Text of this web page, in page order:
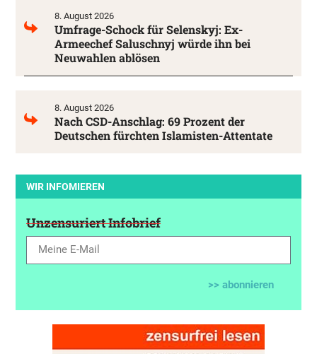
8. August 2026
Umfrage-Schock für Selenskyj: Ex-
Armeechef Saluschnyj würde ihn bei
Neuwahlen ablösen
8. August 2026
Nach CSD-Anschlag: 69 Prozent der
Deutschen fürchten Islamisten-Attentate
WIR INFOMIEREN
Unzensuriert Infobrief
>> abonnieren